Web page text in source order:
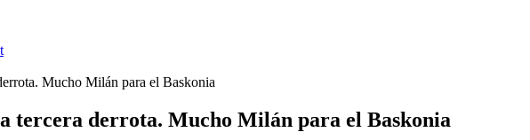
Mucho Milán para el Baskonia
tercera derrota. Mucho Milán para el Baskonia